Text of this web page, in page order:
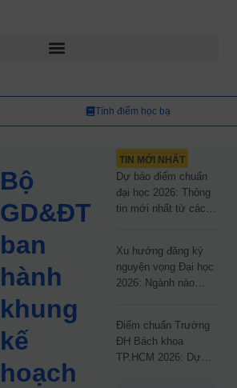
Tính điểm học bạ
Bộ
GD&ĐT
ban
hành
khung
kế
hoạch
TIN MỚI NHẤT
Dự báo điểm chuẩn
đại học 2026: Thông
tin mới nhất từ các
Xu hướng đăng ký
nguyện vọng Đại học
2026: Ngành nào
Điểm chuẩn Trường
ĐH Bách khoa
TP.HCM 2026: Dự